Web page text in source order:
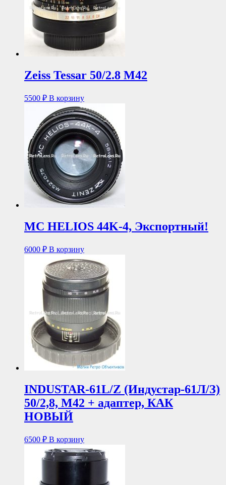
Zeiss Tessar 50/2.8 М42
5500 ₽ В корзину
MC HELIOS 44K-4, Экспортный!
6000 ₽ В корзину
INDUSTAR-61L/Z (Индустар-61Л/З)
50/2,8, М42 + адаптер, КАК
НОВЫЙ
6500 ₽ В корзину